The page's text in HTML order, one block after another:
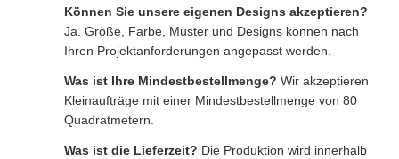
Können Sie unsere eigenen Designs akzeptieren?
Ja. Größe, Farbe, Muster und Designs können nach
Ihren Projektanforderungen angepasst werden.
Was ist Ihre Mindestbestellmenge? Wir akzeptieren
Kleinaufträge mit einer Mindestbestellmenge von 80
Quadratmetern.
Was ist die Lieferzeit? Die Produktion wird innerhalb